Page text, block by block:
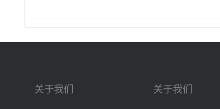
关于我们 关于我们